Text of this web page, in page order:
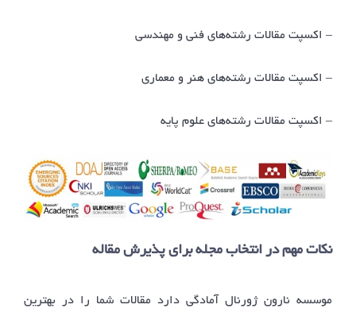
– اکسپت مقالات رشته‌های فنی و مهندسی
– اکسپت مقالات رشته‌های هنر و معماری
– اکسپت مقالات رشته‌های علوم پایه
نکات مهم در انتخاب مجله برای پذیرش مقاله
موسسه نارون ژورنال آمادگی دارد مقالات شما را در بهترین